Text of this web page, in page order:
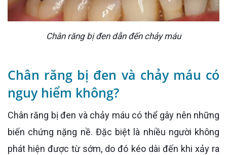
Chân răng bị đen dẫn đến chảy máu
Chân răng bị đen và chảy máu có
nguy hiểm không?
Chân răng bị đen và chảy máu có thể gây nên những
biến chứng nặng nề. Đặc biệt là nhiều người không
phát hiện được từ sớm, do đó kéo dài đến khi xảy ra